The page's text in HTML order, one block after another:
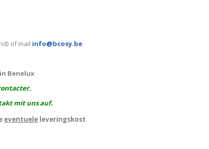
of mail info@bcosy.be
Benelux
mit uns auf.
eventuele leveringskost